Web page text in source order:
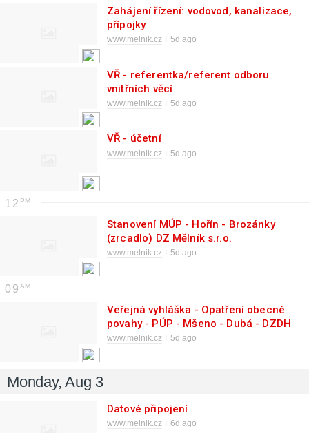
Zahájení řízení: vodovod, kanalizace,
přípojky
www.melnik.cz 5d ago
VŘ - referentka/referent odboru
vnitřních věcí
www.melnik.cz 5d ago
VŘ - účetní
www.melnik.cz 5d ago
12
Stanovení MÚP - Hořín - Brozánky
(zrcadlo) DZ Mělník s.r.o.
www.melnik.cz 5d ago
09
Veřejná vyhláška - Opatření obecné
povahy - PÚP - Mšeno - Dubá - DZDH
s.r.o.
www.melnik.cz 5d ago
Monday, Aug 3
Datové připojení
www.melnik.cz 6d ago